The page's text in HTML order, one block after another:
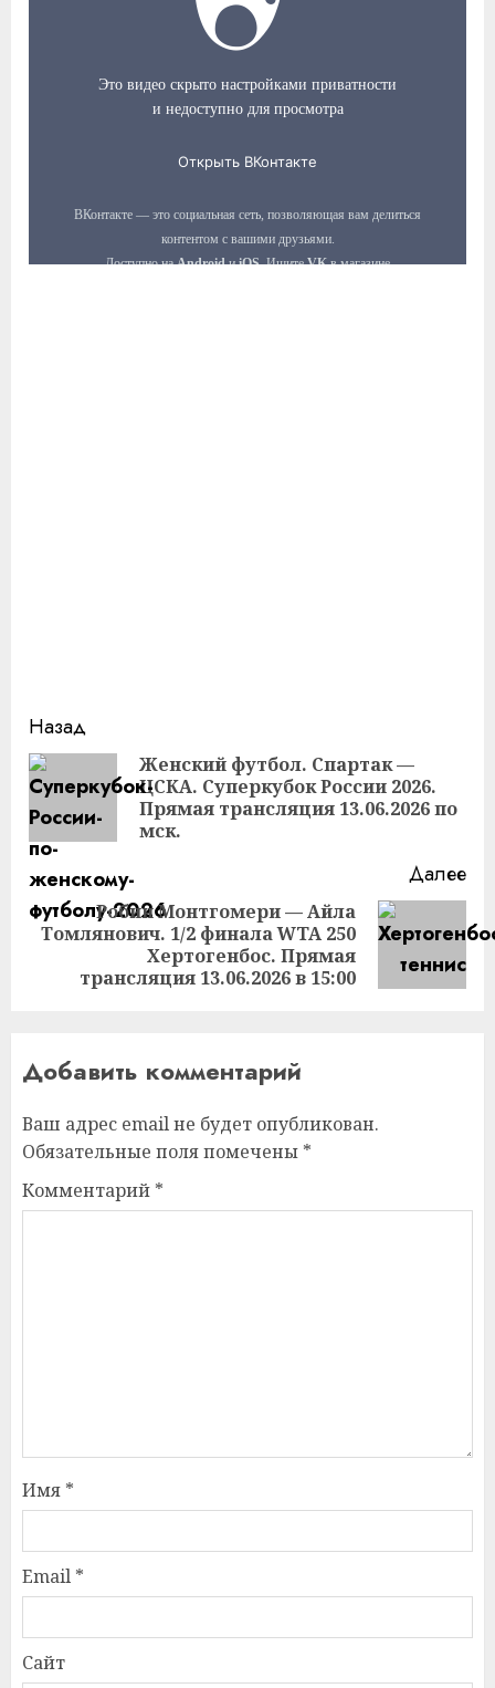
Продолжить
чтение
Назад
Женский футбол. Спартак —
ЦСКА. Суперкубок России 2026.
Прямая трансляция 13.06.2026 по
мск.
Далее
Следующая
запись:
Робин Монтгомери — Айла
Томлянович. 1/2 финала WTA 250
Хертогенбос. Прямая
трансляция 13.06.2026 в 15:00
Добавить комментарий
Ваш адрес email не будет опубликован.
Обязательные поля помечены *
Комментарий *
Имя *
Email *
Сайт